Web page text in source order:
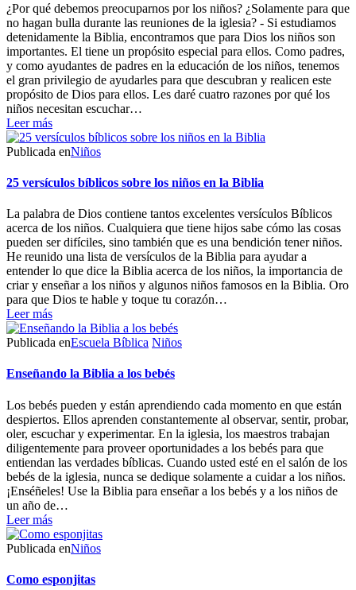
¿Por qué debemos preocuparnos por los niños? ¿Solamente para que
no hagan bulla durante las reuniones de la iglesia? - Si estudiamos
detenidamente la Biblia, encontramos que para Dios los niños son
importantes. El tiene un propósito especial para ellos. Como padres,
y como ayudantes de padres en la educación de los niños, tenemos
el gran privilegio de ayudarles para que descubran y realicen este
propósito de Dios para ellos. Les daré cuatro razones por qué los
niños necesitan escuchar…
Leer más
Publicada enNiños
25 versículos bíblicos sobre los niños en la Biblia
La palabra de Dios contiene tantos excelentes versículos Bíblicos
acerca de los niños. Cualquiera que tiene hijos sabe cómo las cosas
pueden ser difíciles, sino también que es una bendición tener niños.
He reunido una lista de versículos de la Biblia para ayudar a
entender lo que dice la Biblia acerca de los niños, la importancia de
criar y enseñar a los niños y algunos niños famosos en la Biblia. Oro
para que Dios te hable y toque tu corazón…
Leer más
Publicada enEscuela Bíblica Niños
Enseñando la Biblia a los bebés
Los bebés pueden y están aprendiendo cada momento en que están
despiertos. Ellos aprenden constantemente al observar, sentir, probar,
oler, escuchar y experimentar. En la iglesia, los maestros trabajan
diligentemente para proveer oportunidades a los bebés para que
entiendan las verdades bíblicas. Cuando usted esté en el salón de los
bebés de la iglesia, nunca se dedique solamente a cuidar a los niños.
¡Enséñeles! Use la Biblia para enseñar a los bebés y a los niños de
un año de…
Leer más
Publicada enNiños
Como esponjitas